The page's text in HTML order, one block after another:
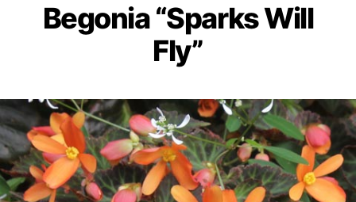
Begonia “Sparks Will
Fly”